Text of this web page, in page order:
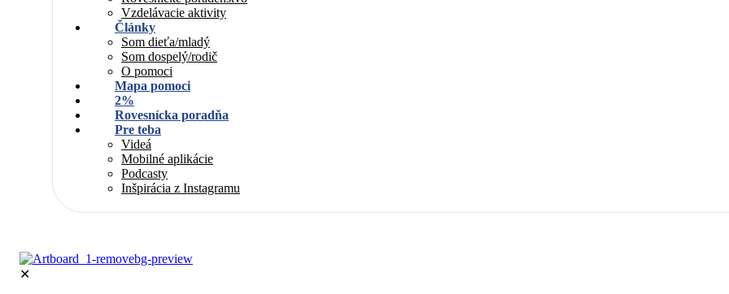
Vzdelávacie aktivity
Články
Som dieťa/mladý
Som dospelý/rodič
O pomoci
Mapa pomoci
2%
Rovesnícka poradňa
Pre teba
Videá
Mobilné aplikácie
Podcasty
Inšpirácia z Instagramu
✕